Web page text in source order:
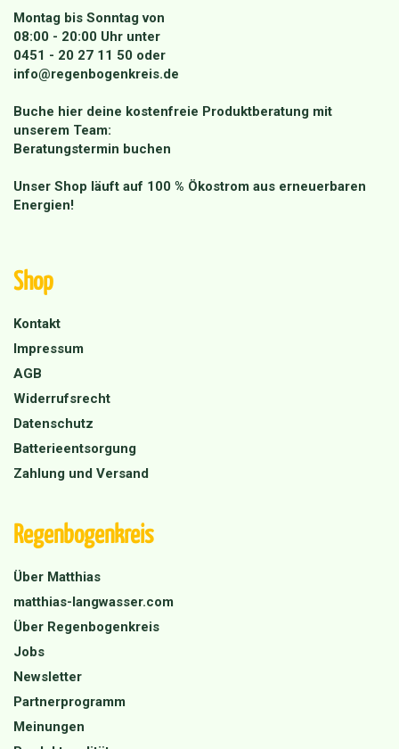
Montag bis Sonntag von
08:00 - 20:00 Uhr unter
0451 - 20 27 11 50 oder
info@regenbogenkreis.de
Buche hier deine kostenfreie Produktberatung mit
unserem Team:
Beratungstermin buchen
Unser Shop läuft auf 100 % Ökostrom aus erneuerbaren
Energien!
Shop
Kontakt
Impressum
AGB
Widerrufsrecht
Datenschutz
Batterieentsorgung
Zahlung und Versand
Regenbogenkreis
Über Matthias
matthias-langwasser.com
Über Regenbogenkreis
Jobs
Newsletter
Partnerprogramm
Meinungen